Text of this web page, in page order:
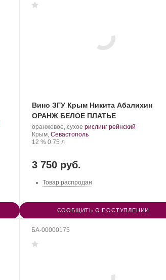
Вино ЗГУ Крым Никита Абалихин
ОРАНЖ БЕЛОЕ ПЛАТЬЕ
Производитель:
Никита
Абалихин.
оранжевое, сухое .
Сорт
рислинг рейнский
Регион:
Крым,Севастополь
Крепость
12 %. Объем
0.75 л
3 750 руб.
Товар распродан
СООБЩИТЬ О ПОСТУПЛЕНИИ
БА-00000175